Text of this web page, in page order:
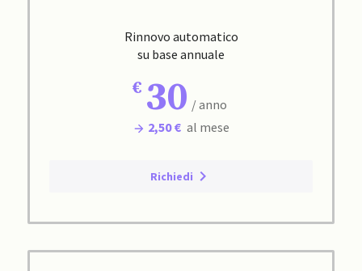
Rinnovo automatico
su base annuale
30 / anno
2,50 € al mese
Richiedi